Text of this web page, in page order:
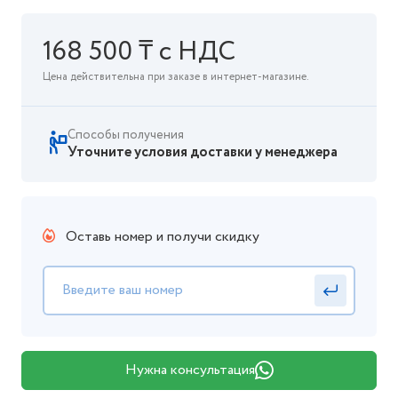
168 500 ₸ с НДС
Цена действительна при заказе в интернет-магазине.
Способы получения
Уточните условия доставки у менеджера
Оставь номер и получи скидку
Нужна консультация